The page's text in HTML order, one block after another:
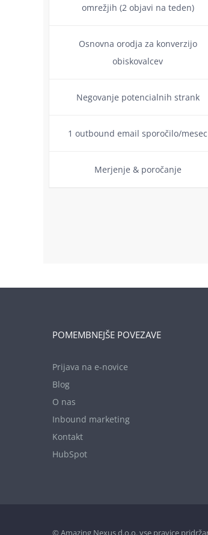
omrežjih (2 objavi na teden)
Osnovna orodja za konverzijo
obiskovalcev
Negovanje potencialnih strank
1 outbound email sporočilo/mesec
Merjenje & poročanje
POMEMBNEJŠE POVEZAVE
Prijava na e-novice
Blog
O nas
Inbound marketing
Kontakt
HubSpot
© Amazing Nexus d.o.o. vse pravice